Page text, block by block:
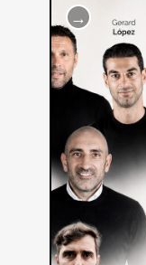
→
dominando
Data Campus
del juego de
Con lo
Referentes
élite como
Accede a